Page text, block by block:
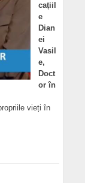
cațiil
e
Dian
ei
Vasil
e,
Doct
or în
vieți în